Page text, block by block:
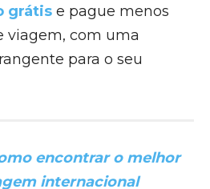
grátis e pague menos
viagem, com uma
para o seu
encontrar o melhor
internacional